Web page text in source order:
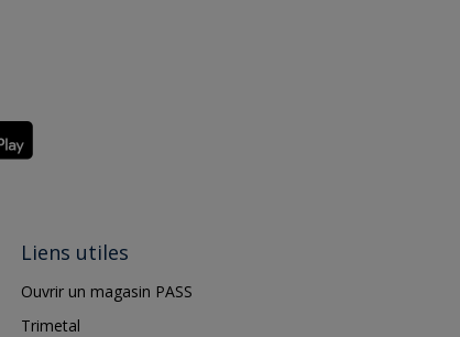
Liens utiles
Ouvrir un magasin PASS
Trimetal